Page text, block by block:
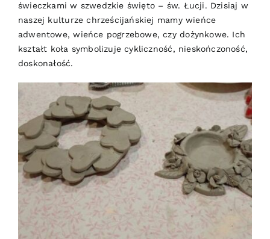
świeczkami w szwedzkie święto – św. Łucji. Dzisiaj w
naszej kulturze chrześcijańskiej mamy wieńce
adwentowe, wieńce pogrzebowe, czy dożynkowe. Ich
kształt koła symbolizuje cykliczność, nieskończoność,
doskonałość.